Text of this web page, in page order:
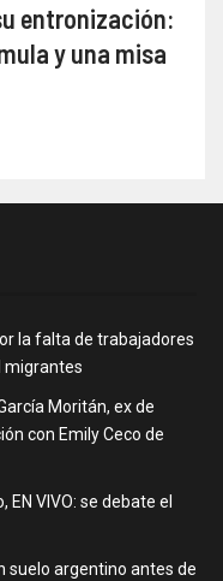
entronización:
y una misa
la falta de trabajadores
migrantes
Moritán, ex de
con Emily Ceco de
EN VIVO: se debate el
suelo argentino antes de